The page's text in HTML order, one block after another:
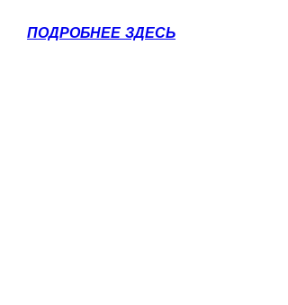
ПОДРОБНЕЕ ЗДЕСЬ